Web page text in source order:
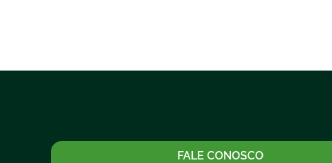
FALE CONOSCO